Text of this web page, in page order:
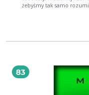
żebyśmy tak samo
pozwala wyobrazić sobie
wykorzystajmy więc tę
83